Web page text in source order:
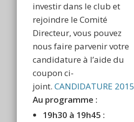
investir dans le club et
rejoindre le Comité
Directeur, vous pouvez
nous faire parvenir votre
candidature à l’aide du
coupon ci-
joint.CANDIDATURE 2015
Au programme :
19h30 à 19h45 :